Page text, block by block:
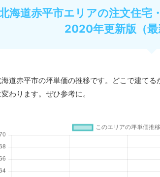
海道赤平市エリアの注文住宅
2020年更新版（最
道赤平市の坪単価の推移です。どこで建て
変わります。ぜひ参考に。